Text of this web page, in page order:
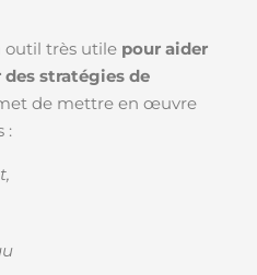
outil très utile pour aider
des stratégies de
de mettre en œuvre
: